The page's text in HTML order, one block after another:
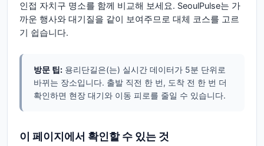
인접 자치구 명소를 함께 비교해 보세요. SeoulPulse는 가
까운 행사와 대기질을 같이 보여주므로 대체 코스를 고르
기 쉽습니다.
방문 팁: 용리단길은(는) 실시간 데이터가 5분 단위로
바뀌는 장소입니다. 출발 직전 한 번, 도착 전 한 번 더
확인하면 현장 대기와 이동 피로를 줄일 수 있습니다.
이 페이지에서 확인할 수 있는 것